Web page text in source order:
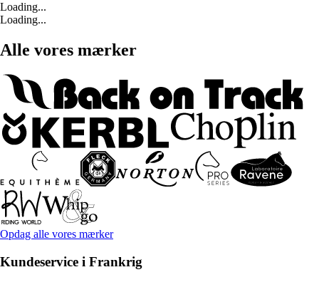
Loading...
Loading...
Alle vores mærker
Opdag alle vores mærker
Kundeservice i Frankrig